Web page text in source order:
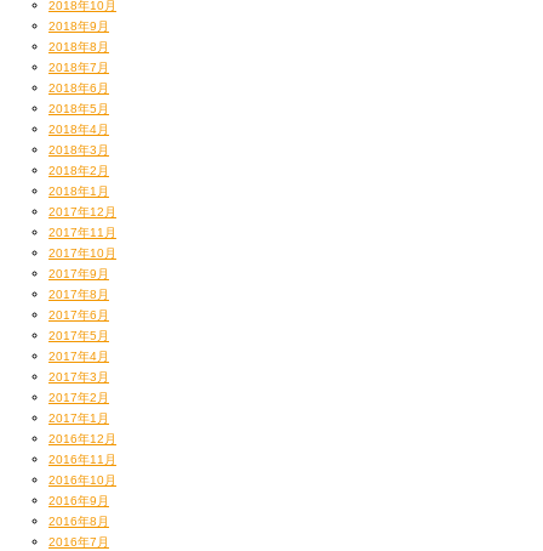
2018年10月
2018年9月
2018年8月
2018年7月
2018年6月
2018年5月
2018年4月
2018年3月
2018年2月
2018年1月
2017年12月
2017年11月
2017年10月
2017年9月
2017年8月
2017年6月
2017年5月
2017年4月
2017年3月
2017年2月
2017年1月
2016年12月
2016年11月
2016年10月
2016年9月
2016年8月
2016年7月